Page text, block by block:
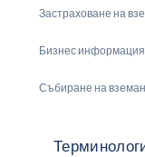
Застраховане на
Бизнес информация
Събиране на